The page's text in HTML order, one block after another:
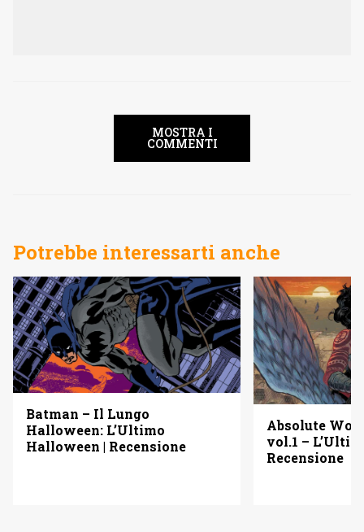
MOSTRA I
COMMENTI
Potrebbe interessarti anche
Batman – Il Lungo
Halloween: L’Ultimo
Halloween | Recensione
Absolute
vol.1 –
Recensione